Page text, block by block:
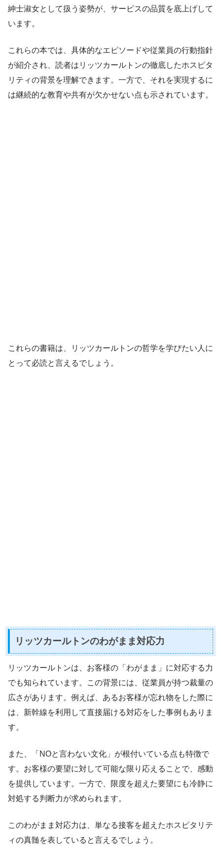
紳士淑女として扱う姿勢が、サービスの品質を底上げして
います。
これらの本では、具体的なエピソードや従業員の行動指針
が紹介され、読者はリッツカールトンの徹底したホスピタ
リティの背景を理解できます。一方で、それを実現するに
は継続的な教育や共有が欠かせない点も示されています。
これらの書籍は、リッツカールトンの哲学を学びたい人に
とって必読と言えるでしょう。
リッツカールトンのわがまま対応力
リッツカールトンは、お客様の「わがまま」に対応する力
でも知られています。この背景には、従業員が持つ裁量の
広さがあります。例えば、あるお客様が忘れ物をした際に
は、新幹線を利用して直接届ける対応をした事例もありま
す。
また、「NOと言わない文化」が根付いている点も特徴で
す。お客様の要望に対して可能な限り応えることで、感動
を提供しています。一方で、限度を超えた要望にも冷静に
対処する判断力が求められます。
このわがまま対応力は、単なる接客を超えたホスピタリテ
ィの真髄を表していると言えるでしょう。